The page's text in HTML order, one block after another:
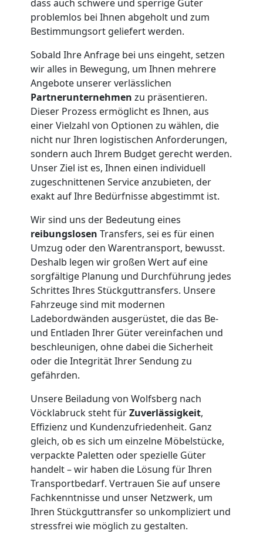
dass auch schwere und sperrige Güter
problemlos bei Ihnen abgeholt und zum
Bestimmungsort geliefert werden.
Sobald Ihre Anfrage bei uns eingeht, setzen
wir alles in Bewegung, um Ihnen mehrere
Angebote unserer verlässlichen
Partnerunternehmen zu präsentieren.
Dieser Prozess ermöglicht es Ihnen, aus
einer Vielzahl von Optionen zu wählen, die
nicht nur Ihren logistischen Anforderungen,
sondern auch Ihrem Budget gerecht werden.
Unser Ziel ist es, Ihnen einen individuell
zugeschnittenen Service anzubieten, der
exakt auf Ihre Bedürfnisse abgestimmt ist.
Wir sind uns der Bedeutung eines
reibungslosen Transfers, sei es für einen
Umzug oder den Warentransport, bewusst.
Deshalb legen wir großen Wert auf eine
sorgfältige Planung und Durchführung jedes
Schrittes Ihres Stückguttransfers. Unsere
Fahrzeuge sind mit modernen
Ladebordwänden ausgerüstet, die das Be-
und Entladen Ihrer Güter vereinfachen und
beschleunigen, ohne dabei die Sicherheit
oder die Integrität Ihrer Sendung zu
gefährden.
Unsere Beiladung von Wolfsberg nach
Vöcklabruck steht fürZuverlässigkeit,
Effizienz und Kundenzufriedenheit. Ganz
gleich, ob es sich um einzelne Möbelstücke,
verpackte Paletten oder spezielle Güter
handelt – wir haben die Lösung für Ihren
Transportbedarf. Vertrauen Sie auf unsere
Fachkenntnisse und unser Netzwerk, um
Ihren Stückguttransfer so unkompliziert und
stressfrei wie möglich zu gestalten.
Küchenumzug
Wolfsberg
Umzug
und
Lagerung
Wolfsberg
Full-
Service-
Umzug
Wolfsberg
Qualitäts-
Umzüge
Wolfsberg
Vereinsumzug
Wolfsberg
Anfrage